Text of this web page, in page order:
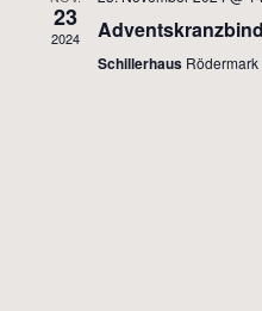
23
2024
Schillerhaus Rödermark